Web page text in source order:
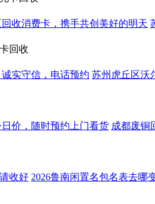
收消费卡，携手共创美好的明天
回收
实守信，电话预约 苏州虎丘区沃
价，随时预约上门看货 成都废铜
收好 2026鲁南闲置名包名表去哪